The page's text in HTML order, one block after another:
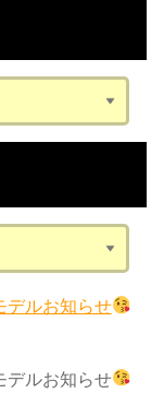
デルお知らせ
デルお知らせ